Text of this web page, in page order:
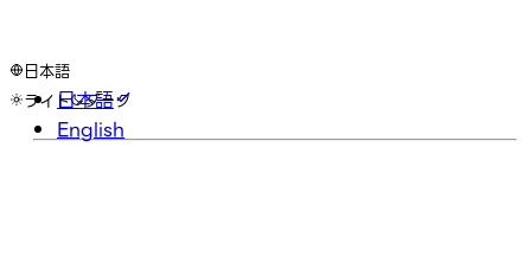
日本語
日本語
English
ライト ダーク